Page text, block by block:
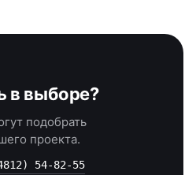
в выборе?
подобрать
проекта.
54-82-55